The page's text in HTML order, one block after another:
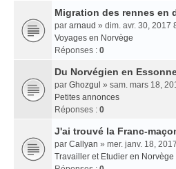
Migration des rennes en
par arnaud » dim. avr. 30, 2017
Voyages en Norvège
Réponses : 0
Du Norvégien en
par Ghozgul » sam. mars 18,
Petites annonces
Réponses : 0
J'ai trouvé la Franc-
par Callyan » mer. janv. 18,
Travailler et Etudier en Norvège